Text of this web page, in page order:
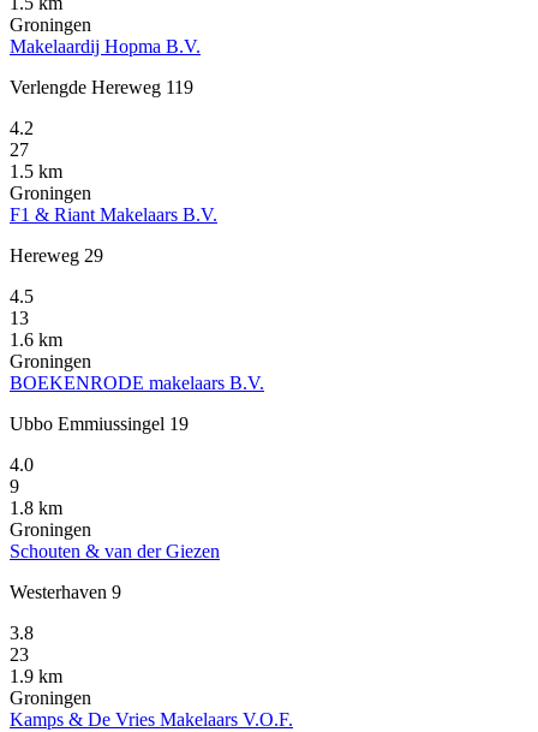
Groningen
Makelaardij Hopma B.V.
Verlengde Hereweg 119
4.2
27
1.5 km
Groningen
F1 & Riant Makelaars B.V.
Hereweg 29
4.5
13
1.6 km
Groningen
BOEKENRODE makelaars B.V.
Ubbo Emmiussingel 19
4.0
9
1.8 km
Groningen
Schouten & van der Giezen
Westerhaven 9
3.8
23
1.9 km
Groningen
Kamps & De Vries Makelaars V.O.F.